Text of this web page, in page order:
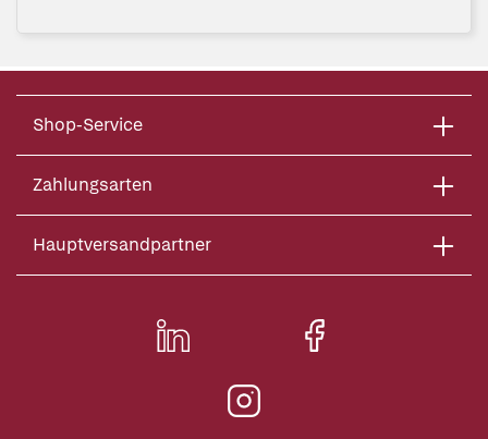
Shop-Service
Zahlungsarten
Hauptversandpartner